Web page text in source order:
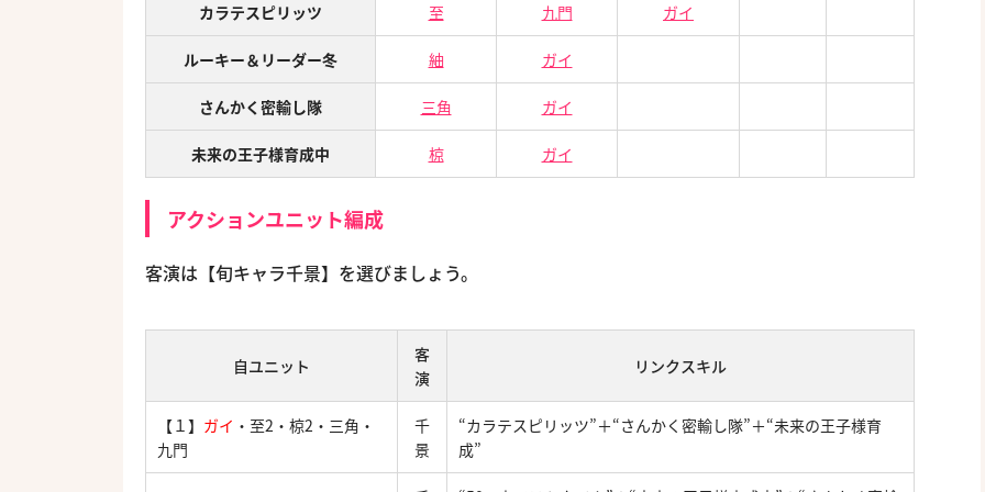
カラテスピリッツ 至 九門 ガイ
ルーキー＆リーダー冬 紬 ガイ
さんかく密輸し隊 三角 ガイ
未来の王子様育成中 椋 ガイ
アクションユニット編成
客演は【旬キャラ千景】を選びましょう。
自ユニット
客
演
リンクスキル
【１】 ガイ ・至2・椋2・三角・
九門
千
景
“カラテスピリッツ”＋“さんかく密輸し隊”＋“未来の王子様育
成”